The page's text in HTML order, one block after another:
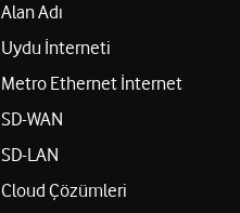
Alan Adı
Uydu İnterneti
Metro Ethernet İnternet
SD-WAN
SD-LAN
Cloud Çözümleri